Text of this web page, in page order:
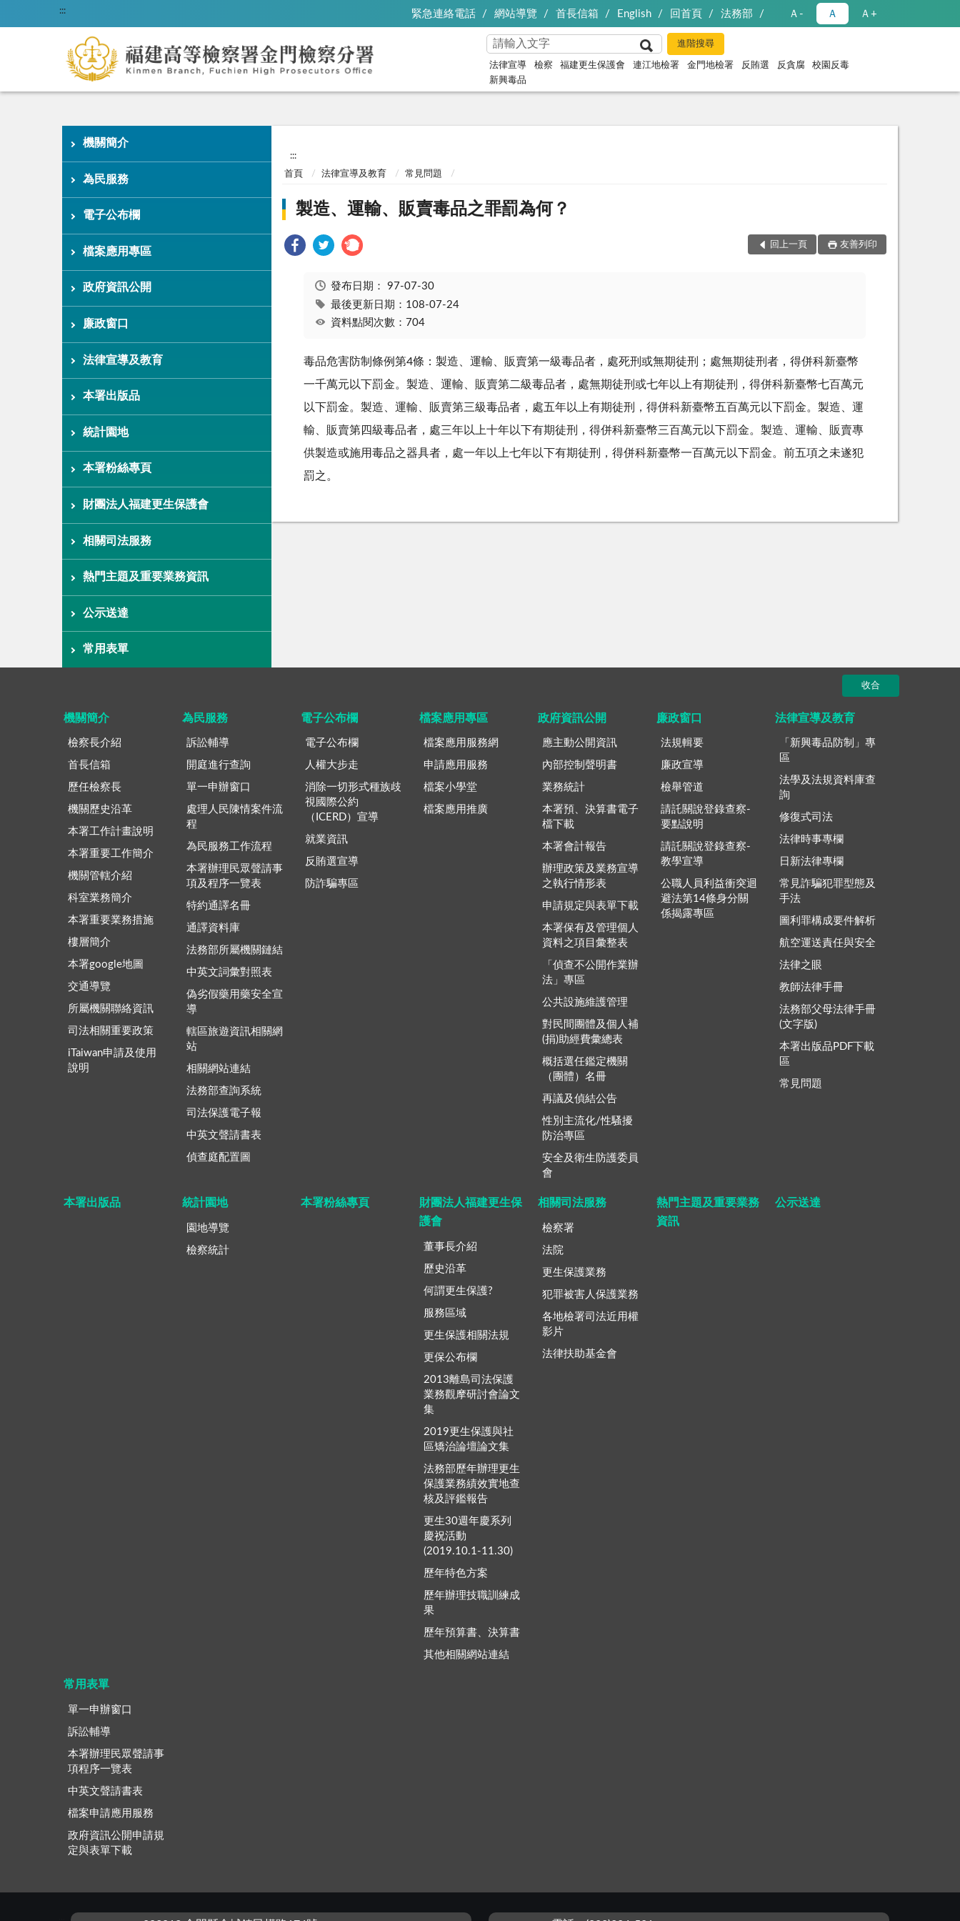
::: 緊急連絡電話 網站導覽 首長信箱 English 回首頁 法務部 Ａ- Ａ Ａ+
法律宣導 檢察 福建更生保護會 連江地檢署 金門地檢署 反賄選 反貪腐
校園反毒
新興毒品
機關簡介
為民服務
電子公布欄
檔案應用專區
政府資訊公開
廉政窗口
法律宣導及教育
本署出版品
統計園地
本署粉絲專頁
財團法人福建更生保護會
相關司法服務
熱門主題及重要業務資訊
公示送達
常用表單
:::
首頁 法律宣導及教育 常見問題
製造、運輸、販賣毒品之罪罰為何？
回上一頁 友善列印
發布日期： 97-07-30
最後更新日期：108-07-24
資料點閱次數：704
毒品危害防制條例第4條：製造、運輸、販賣第一級毒品者，處死刑或無期徒刑；處無期徒刑者，得併科新臺幣
一千萬元以下罰金。製造、運輸、販賣第二級毒品者，處無期徒刑或七年以上有期徒刑，得併科新臺幣七百萬元
以下罰金。製造、運輸、販賣第三級毒品者，處五年以上有期徒刑，得併科新臺幣五百萬元以下罰金。製造、運
輸、販賣第四級毒品者，處三年以上十年以下有期徒刑，得併科新臺幣三百萬元以下罰金。製造、運輸、販賣專
供製造或施用毒品之器具者，處一年以上七年以下有期徒刑，得併科新臺幣一百萬元以下罰金。前五項之未遂犯
罰之。
收合
機關簡介
檢察長介紹
首長信箱
歷任檢察長
機關歷史沿革
本署工作計畫說明
本署重要工作簡介
機關管轄介紹
科室業務簡介
本署重要業務措施
樓層簡介
本署google地圖
交通導覽
所屬機關聯絡資訊
司法相關重要政策
iTaiwan申請及使用
說明
為民服務
訴訟輔導
開庭進行查詢
單一申辦窗口
處理人民陳情案件流
程
為民服務工作流程
本署辦理民眾聲請事
項及程序一覽表
特約通譯名冊
通譯資料庫
法務部所屬機關鏈結
中英文詞彙對照表
偽劣假藥用藥安全宣
導
轄區旅遊資訊相關網
站
相關網站連結
法務部查詢系統
司法保護電子報
中英文聲請書表
偵查庭配置圖
電子公布欄
電子公布欄
人權大步走
消除一切形式種族歧
視國際公約
（ICERD）宣導
就業資訊
反賄選宣導
防詐騙專區
檔案應用專區
檔案應用服務網
申請應用服務
檔案小學堂
檔案應用推廣
政府資訊公開
應主動公開資訊
內部控制聲明書
業務統計
本署預、決算書電子
檔下載
本署會計報告
辦理政策及業務宣導
之執行情形表
申請規定與表單下載
本署保有及管理個人
資料之項目彙整表
「偵查不公開作業辦
法」專區
公共設施維護管理
對民間團體及個人補
(捐)助經費彙總表
概括選任鑑定機關
（團體）名冊
再議及偵結公告
性別主流化/性騷擾
防治專區
安全及衛生防護委員
會
廉政窗口
法規輯要
廉政宣導
檢舉管道
請託關說登錄查察-
要點說明
請託關說登錄查察-
教學宣導
公職人員利益衝突迴
避法第14條身分關
係揭露專區
法律宣導及教育
「新興毒品防制」專
區
法學及法規資料庫查
詢
修復式司法
法律時事專欄
日新法律專欄
常見詐騙犯罪型態及
手法
圖利罪構成要件解析
航空運送責任與安全
法律之眼
教師法律手冊
法務部父母法律手冊
(文字版)
本署出版品PDF下載
區
常見問題
本署出版品 統計園地
園地導覽
檢察統計
本署粉絲專頁
財團法人福建更生保
護會
董事長介紹
歷史沿革
何謂更生保護?
服務區域
更生保護相關法規
更保公布欄
2013離島司法保護
業務觀摩研討會論文
集
2019更生保護與社
區矯治論壇論文集
法務部歷年辦理更生
保護業務績效實地查
核及評鑑報告
更生30週年慶系列
慶祝活動
(2019.10.1-11.30)
歷年特色方案
歷年辦理技職訓練成
果
歷年預算書、決算書
其他相關網站連結
相關司法服務
檢察署
法院
更生保護業務
犯罪被害人保護業務
各地檢署司法近用權
影片
法律扶助基金會
熱門主題及重要業務
資訊
公示送達
常用表單
單一申辦窗口
訴訟輔導
本署辦理民眾聲請事
項程序一覽表
中英文聲請書表
檔案申請應用服務
政府資訊公開申請規
定與表單下載